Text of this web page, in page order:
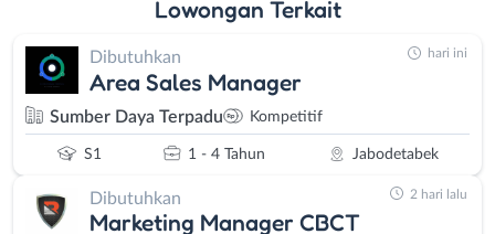
Lowongan Terkait
Dibutuhkan
Area Sales Manager
Sumber Daya Terpadu Kompetitif
S1 1 - 4 Tahun Jabodetabek
hari ini
Dibutuhkan
Marketing Manager CBCT
2 hari lalu